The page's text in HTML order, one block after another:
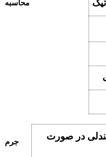
محاسبه
جرم
در صورت